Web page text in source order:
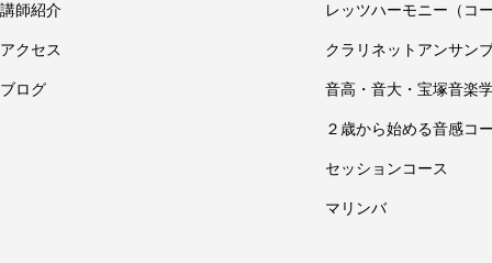
講師紹介
アクセス
ブログ
レッツハーモニー（コ
クラリネットアンサン
音高・音大・宝塚音楽
２歳から始める音感コ
セッションコース
マリンバ